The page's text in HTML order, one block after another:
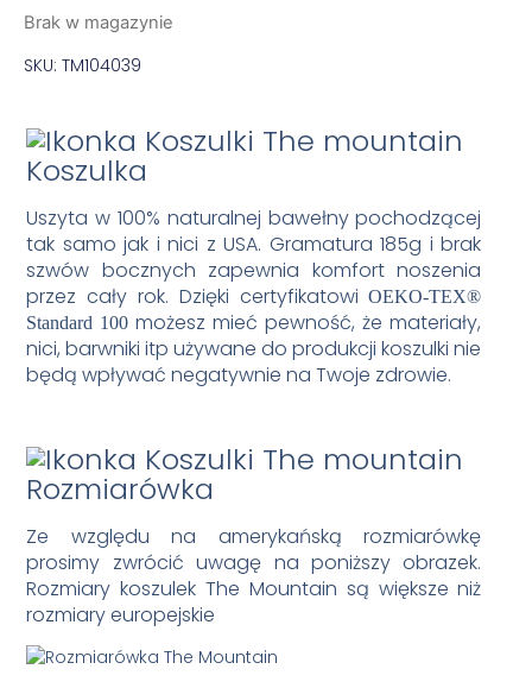
Brak w magazynie
SKU: TM104039
Koszulka
Uszyta w 100% naturalnej bawełny pochodzącej
tak samo jak i nici z USA. Gramatura 185g i brak
szwów bocznych zapewnia komfort noszenia
przez cały rok. Dzięki certyfikatowiOEKO-TEX®
Standard 100możesz mieć pewność, że materiały,
nici, barwniki itp używane do produkcji koszulki nie
będą wpływać negatywnie na Twoje zdrowie.
Rozmiarówka
Ze względu na amerykańską rozmiarówkę
prosimy zwrócić uwagę na poniższy obrazek.
Rozmiary koszulek The Mountain są większe niż
rozmiary europejskie